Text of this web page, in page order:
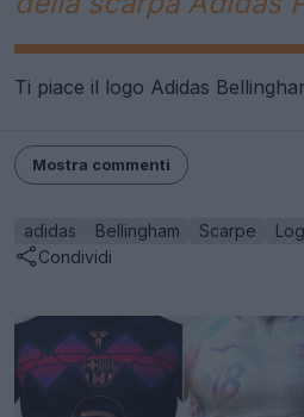
Ti piace il logo Adidas
Mostra commenti
adidas Bellingham Scarpe
Condividi